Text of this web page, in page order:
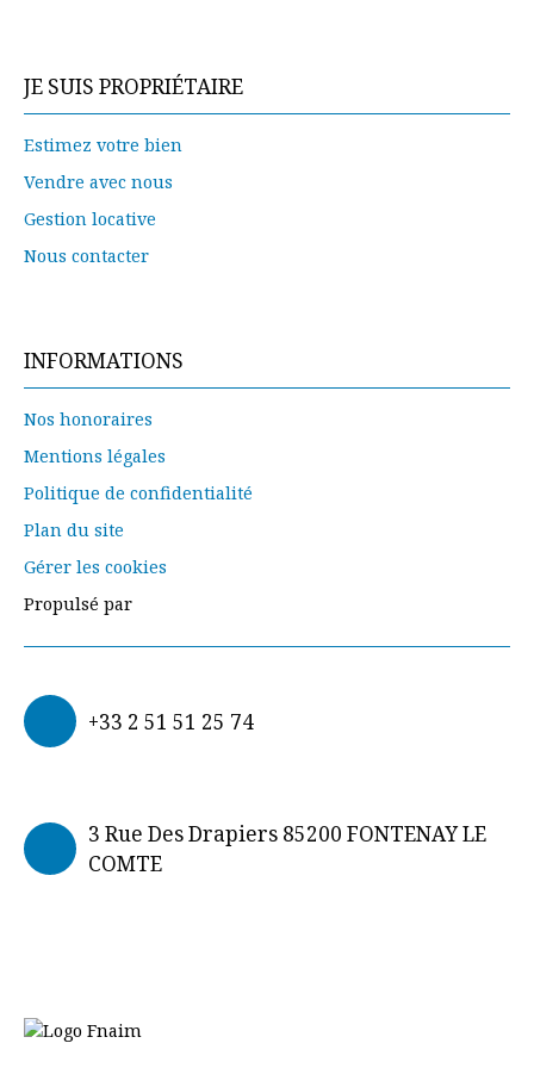
JE SUIS PROPRIÉTAIRE
Estimez votre bien
Vendre avec nous
Gestion locative
Nous contacter
INFORMATIONS
Nos honoraires
Mentions légales
Politique de confidentialité
Plan du site
Gérer les cookies
Propulsé par
+33 2 51 51 25 74
3 Rue Des Drapiers 85200 FONTENAY LE
COMTE